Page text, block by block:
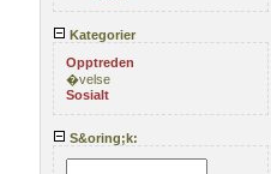
Kategorier
Opptreden
�velse
Sosialt
S&oring;k: